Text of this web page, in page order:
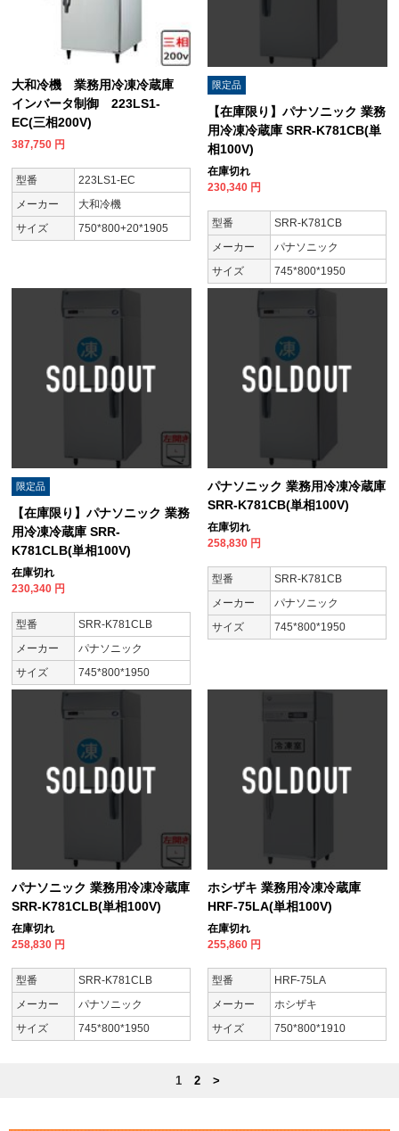
大和冷機 業務用冷凍冷蔵庫
インバータ制御 223LS1-
EC(三相200V)
387,750 円
型番
223LS1-EC
メーカー
大和冷機
サイズ
750*800+20*1905
限定品
【在庫限り】パナソニック 業務
用冷凍冷蔵庫 SRR-K781CB(単
相100V)
在庫切れ
230,340 円
型番
SRR-K781CB
メーカー
パナソニック
サイズ
745*800*1950
限定品
【在庫限り】パナソニック 業務
用冷凍冷蔵庫 SRR-
K781CLB(単相100V)
在庫切れ
230,340 円
型番
SRR-K781CLB
メーカー
パナソニック
サイズ
745*800*1950
パナソニック 業務用冷凍冷蔵庫
SRR-K781CB(単相100V)
在庫切れ
258,830 円
型番
SRR-K781CB
メーカー
パナソニック
サイズ
745*800*1950
パナソニック 業務用冷凍冷蔵庫
SRR-K781CLB(単相100V)
在庫切れ
258,830 円
型番
SRR-K781CLB
メーカー
パナソニック
サイズ
745*800*1950
ホシザキ 業務用冷凍冷蔵庫
HRF-75LA(単相100V)
在庫切れ
255,860 円
型番
HRF-75LA
メーカー
ホシザキ
サイズ
750*800*1910
1 2 >